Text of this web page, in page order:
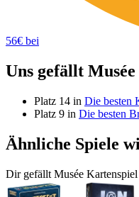
56€ bei
Uns gefällt
Platz 14 in Die besten
Platz 9 in Die besten
Ähnliche Spiele
Dir gefällt Musée